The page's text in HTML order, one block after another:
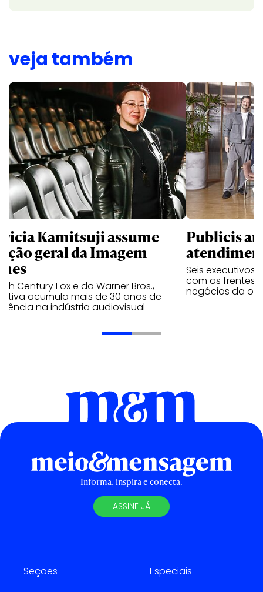
veja também
Kamitsuji assume
geral da Imagem
Century Fox e da Warner Bros.,
acumula mais de 30 anos de
na indústria audiovisual
Publicis
Seis executivos
com as frentes
negócios da
Informa, inspira e conecta.
ASSINE JÁ
Seções Especiais